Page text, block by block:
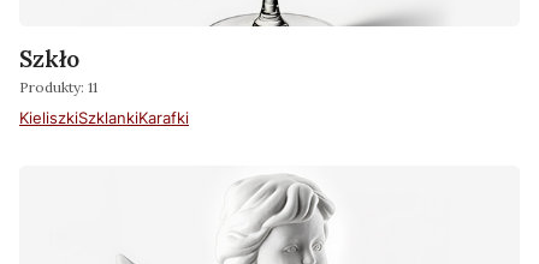
Szkło
Produkty: 11
KieliszkiSzklankiKarafki